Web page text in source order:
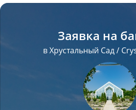
Заявка на
в Хрустальный Сад /